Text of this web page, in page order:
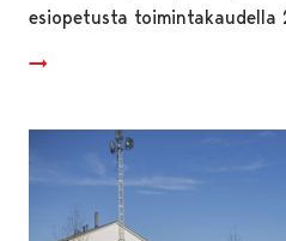
esiopetusta toimintakaudella